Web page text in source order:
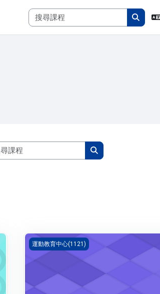
搜尋課程
搜尋課
搜尋課程
搜尋課程
體育 三 基礎桌球(1121_G5PH000194B)
運動教育中心(1121)